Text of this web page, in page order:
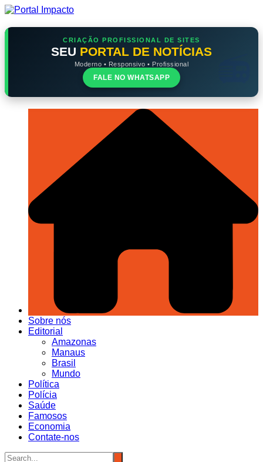
Ir
o
CRIAÇÃO PROFISSIONAL DE SITES
SEU PORTAL DE NOTÍCIAS
Moderno • Responsivo • Profissional
FALE NO WHATSAPP
Sobre nós
Editorial
Amazonas
Manaus
Brasil
Mundo
Política
Polícia
Saúde
Famosos
Economia
Contate-nos